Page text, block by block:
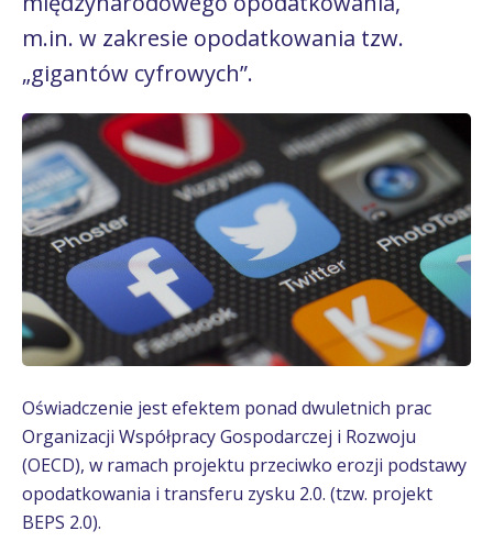
m.in. w zakresie opodatkowania tzw.
„gigantów cyfrowych”.
Oświadczenie jest efektem ponad dwuletnich prac
Organizacji Współpracy Gospodarczej i Rozwoju
(OECD), w ramach projektu przeciwko erozji podstawy
opodatkowania i transferu zysku 2.0. (tzw. projekt
BEPS 2.0).